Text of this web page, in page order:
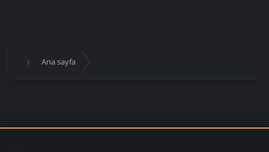
Ana sayfa